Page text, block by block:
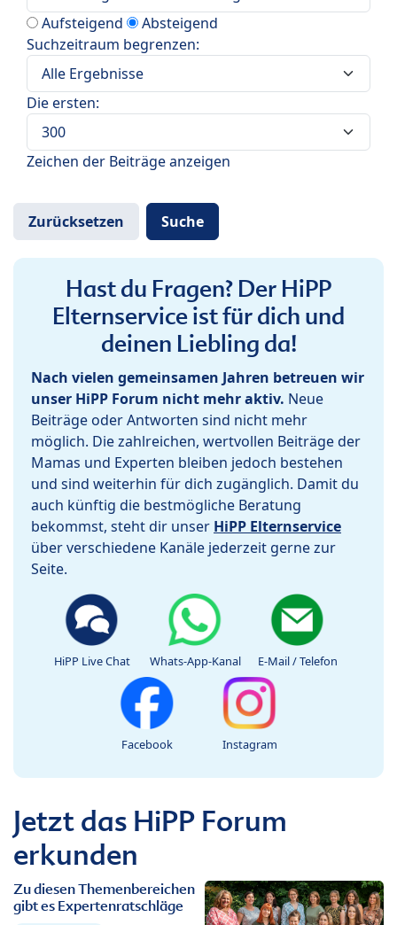
Aufsteigend
Absteigend
Suchzeitraum begrenzen:
Die ersten:
Zeichen der Beiträge anzeigen
Hast du Fragen? Der HiPP
Elternservice ist für dich und
deinen Liebling da!
Nach vielen gemeinsamen Jahren betreuen wir
unser HiPP Forum nicht mehr aktiv. Neue
Beiträge oder Antworten sind nicht mehr
möglich. Die zahlreichen, wertvollen Beiträge der
Mamas und Experten bleiben jedoch bestehen
und sind weiterhin für dich zugänglich. Damit du
auch künftig die bestmögliche Beratung
bekommst, steht dir unser HiPP Elternservice
über verschiedene Kanäle jederzeit gerne zur
Seite.
HiPP Live Chat Whats-App-Kanal E-Mail / Telefon
Facebook Instagram
Jetzt das HiPP Forum
erkunden
Zu diesen Themenbereichen
gibt es Expertenratschläge